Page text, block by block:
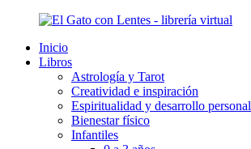
contenido
Inicio
Libros
Astrología y Tarot
Creatividad e inspiración
Espiritualidad y desarrollo personal
Bienestar físico
Infantiles